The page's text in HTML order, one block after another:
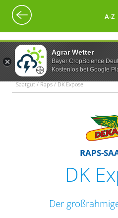
Agrar Wetter
Bayer CropScience
Kostenlos bei Google
A-Z
Saatgut / Raps / DK Expose
RAPS-
DK
Der